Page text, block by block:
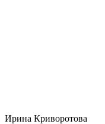
Ирина Криворотова